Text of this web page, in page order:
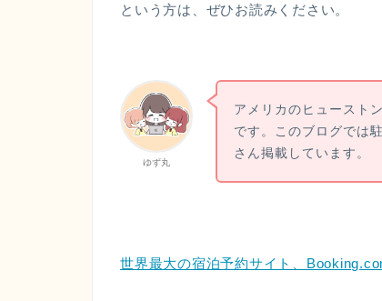
という方は、ぜひお読みください。
ゆず丸
アメリカのヒュースト
です。このブログでは
さん掲載しています。
世界最大の宿泊予約サイト、